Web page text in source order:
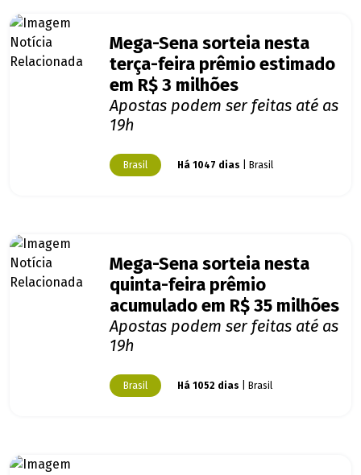
Mega-Sena sorteia nesta
terça-feira prêmio estimado
em R$ 3 milhões
Apostas podem ser feitas até as
19h
Brasil Há 1047 dias | Brasil
Mega-Sena sorteia nesta
quinta-feira prêmio
acumulado em R$ 35 milhões
Apostas podem ser feitas até as
19h
Brasil Há 1052 dias | Brasil